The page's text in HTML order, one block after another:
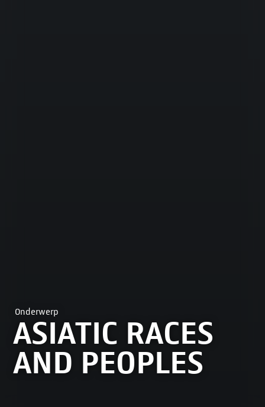
Onderwerp
ASIATIC RACES
AND PEOPLES